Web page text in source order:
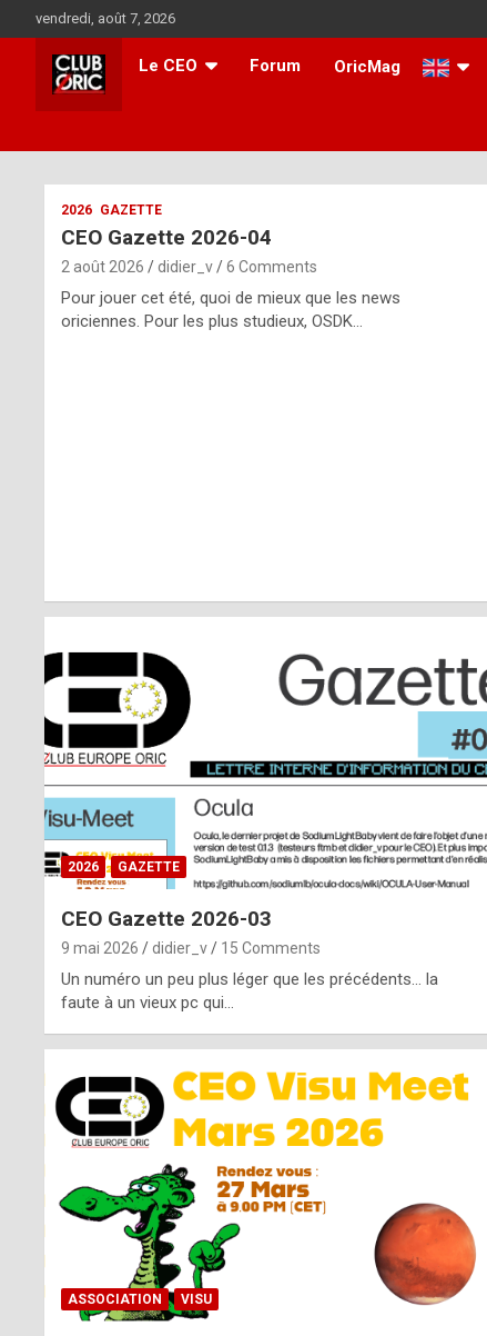
to
content
vendredi, août 7, 2026
Le CEO Forum OricMag
ff
2026 GAZETTE
CEO Gazette 2026-04
2 août 2026 didier_v 6 Comments
Pour jouer cet été, quoi de mieux que les news
oriciennes. Pour les plus studieux, OSDK…
2026 GAZETTE
CEO Gazette 2026-03
9 mai 2026 didier_v 15 Comments
Un numéro un peu plus léger que les précédents… la
faute à un vieux pc qui…
ASSOCIATION VISU